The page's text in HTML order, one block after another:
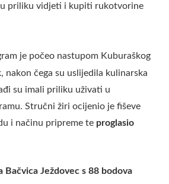
priliku vidjeti i kupiti rukotvorine
je počeo nastupom Kuburaškog
nakon čega su uslijedila kulinarska
su imali priliku uživati u
Stručni žiri ocijenio je fiševe
i načinu pripreme te proglasio
Bačvica Ježdovec s 88 bodova